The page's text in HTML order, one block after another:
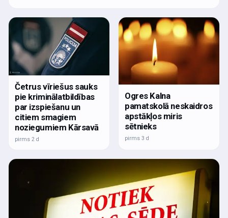
Četrus vīriešus sauks
pie kriminālatbildības
par izspiešanu un
citiem smagiem
noziegumiem Kārsavā
pirms 2 d
Ogres Kalna
pamatskolā neskaidros
apstākļos miris
sētnieks
pirms 3 d